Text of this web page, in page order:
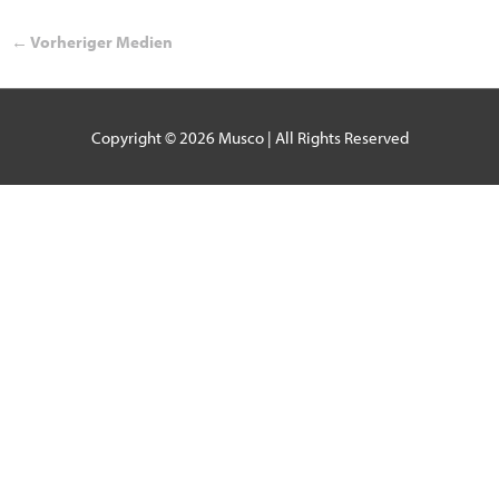
← Vorheriger Medien
Copyright © 2026 Musco| All Rights Reserved